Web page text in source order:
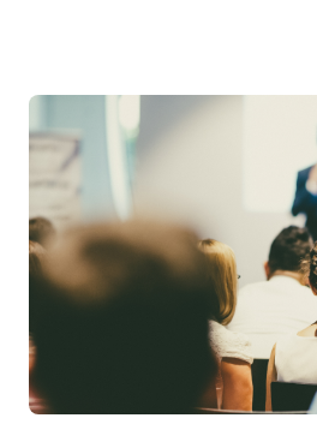
attraverso una piattaforma europea
anche al racconto di esperienze
particolare, è stata condivisa la
CEO di Vitesy, realtà nata a
costruito un percorso di crescita
innovazione, capacità di esecuzione
imprenditoriale. Vitesy rappresenta
come una startup deep tech possa
competere sui mercati globali,
valorizzando competenze,
dagli ecosistemi dell’innovazione.
altre imprese possano
simili è una delle sfide che Area
contribuire a raccogliere,